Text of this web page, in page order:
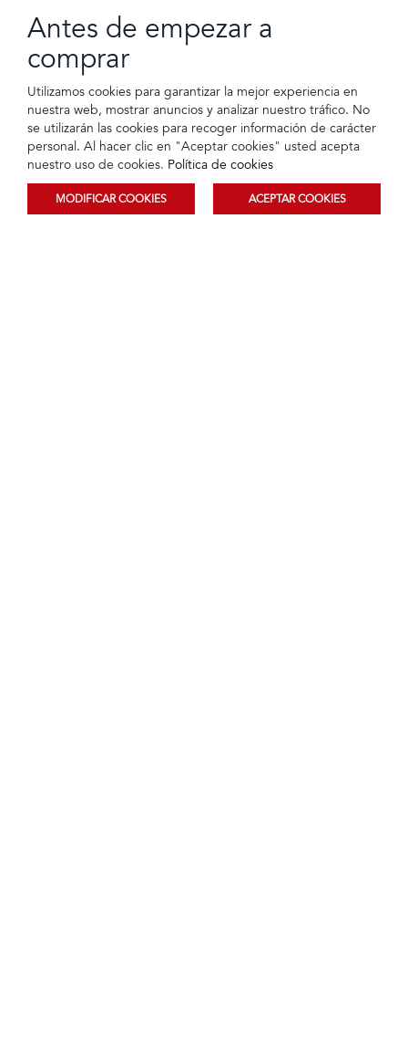
$39,95 12 Cuotas de
$3,62
$14,90 12 Cuotas de
$1,35
Filtrar
Antes de empezar a
comprar
Utilizamos cookies para garantizar la mejor experiencia en
nuestra web, mostrar anuncios y analizar nuestro tráfico. No
se utilizarán las cookies para recoger información de carácter
personal. Al hacer clic en "Aceptar cookies" usted acepta
nuestro uso de cookies. Política de cookies
MODIFICAR COOKIES ACEPTAR COOKIES